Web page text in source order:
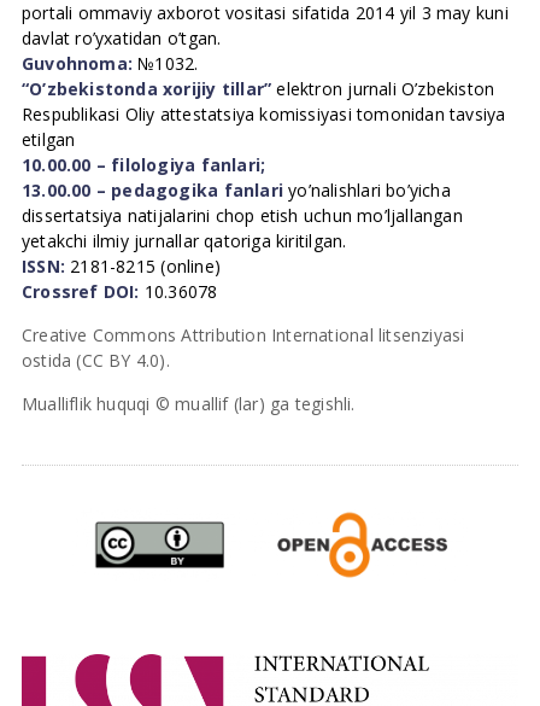
portali ommaviy axborot vositasi sifatida 2014 yil 3 may kuni
davlat ro’yxatidan o’tgan.
Guvohnoma: №1032.
“O’zbekistonda xorijiy tillar” elektron jurnali O’zbekiston
Respublikasi Oliy attestatsiya komissiyasi tomonidan tavsiya
etilgan
10.00.00 – filologiya fanlari;
13.00.00 – pedagogika fanlari yo’nalishlari bo’yicha
dissertatsiya natijalarini chop etish uchun mo’ljallangan
yetakchi ilmiy jurnallar qatoriga kiritilgan.
ISSN: 2181-8215 (online)
Crossref DOI: 10.36078
Creative Commons Attribution International litsenziyasi
ostida (CC BY 4.0).
Mualliflik huquqi © muallif (lar) ga tegishli.